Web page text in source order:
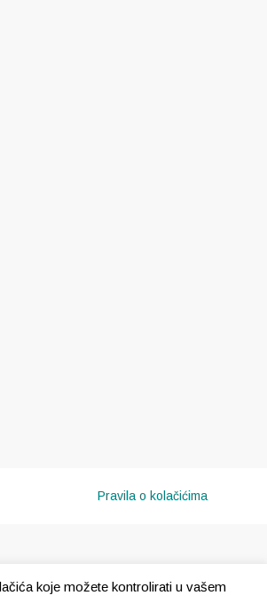
Pravila o kolačićima
koje možete kontrolirati u vašem